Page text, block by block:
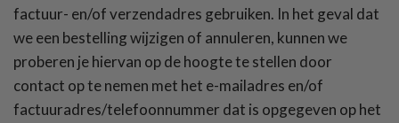
factuur- en/of verzendadres gebruiken. In het geval dat
we een bestelling wijzigen of annuleren, kunnen we
proberen je hiervan op de hoogte te stellen door
contact op te nemen met het e-mailadres en/of
factuuradres/telefoonnummer dat is opgegeven op het